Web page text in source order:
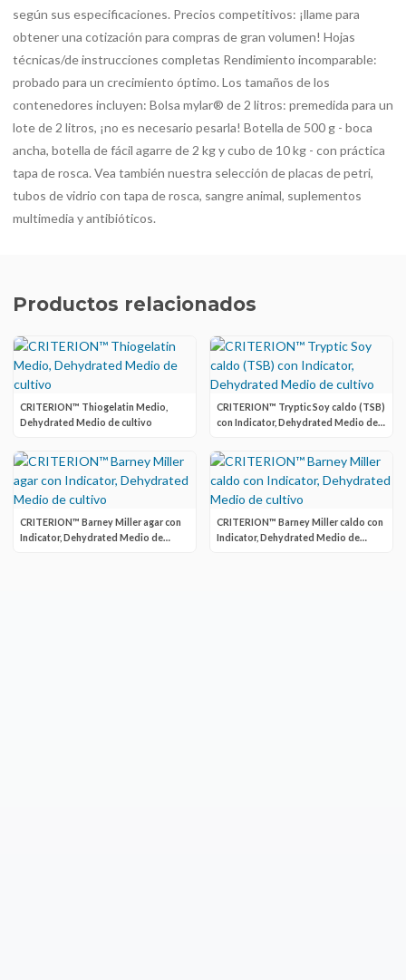
según sus especificaciones. Precios competitivos: ¡llame para
obtener una cotización para compras de gran volumen! Hojas
técnicas/de instrucciones completas Rendimiento incomparable:
probado para un crecimiento óptimo. Los tamaños de los
contenedores incluyen: Bolsa mylar® de 2 litros: premedida para un
lote de 2 litros, ¡no es necesario pesarla! Botella de 500 g - boca
ancha, botella de fácil agarre de 2 kg y cubo de 10 kg - con práctica
tapa de rosca. Vea también nuestra selección de placas de petri,
tubos de vidrio con tapa de rosca, sangre animal, suplementos
multimedia y antibióticos.
Productos relacionados
CRITERION™ Thiogelatin Medio,
Dehydrated Medio de cultivo
CRITERION™ Tryptic Soy caldo (TSB)
con Indicator, Dehydrated Medio de
CRITERION™ Barney Miller agar con
Indicator, Dehydrated Medio de
CRITERION™ Barney Miller caldo con
Indicator, Dehydrated Medio de